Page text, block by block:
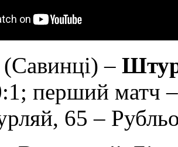
–
перший матч
65 –